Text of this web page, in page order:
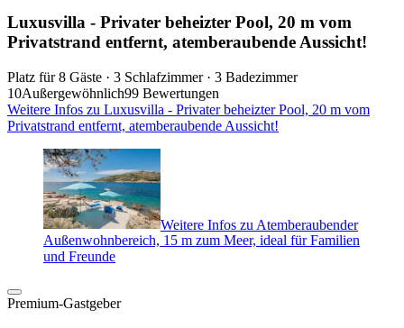
Luxusvilla - Privater beheizter Pool, 20 m vom
Privatstrand entfernt, atemberaubende Aussicht!
Platz für 8 Gäste · 3 Schlafzimmer · 3 Badezimmer
10Außergewöhnlich99 Bewertungen
Weitere Infos zu Luxusvilla - Privater beheizter Pool, 20 m vom
Privatstrand entfernt, atemberaubende Aussicht!
Weitere Infos zu Atemberaubender
Außenwohnbereich, 15 m zum Meer, ideal für Familien
und Freunde
Premium-Gastgeber